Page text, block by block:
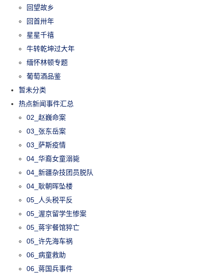
回望故乡
回首卅年
星星千禧
牛转乾坤过大年
缅怀林顿专题
葡萄酒品鉴
暂未分类
热点新闻事件汇总
02_赵巍命案
03_张东岳案
03_萨斯疫情
04_华裔女童溺毙
04_新疆杂技团员脱队
04_耿朝晖坠楼
05_人头税平反
05_渥京留学生惨案
05_蒋宇餐馆猝亡
05_许先海车祸
06_病童救助
06_蒋国兵事件